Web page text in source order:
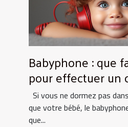
Babyphone : que
pour effectuer un
Si vous ne dormez pas
que votre bébé, le
que...